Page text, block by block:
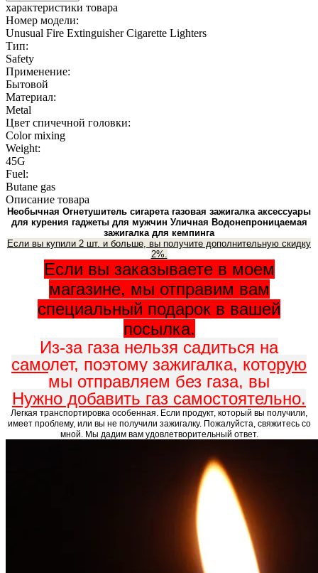
характеристики товара
Номер модели:
Unusual Fire Extinguisher Cigarette Lighters
Тип:
Safety
Применение:
Бытовой
Материал:
Metal
Цвет спичечной головки:
Color mixing
Weight:
45G
Fuel:
Butane gas
Описание товара
Необычная Огнетушитель сигарета газовая зажигалка аксессуары
для курения гаджеты для мужчин Уличная Водонепроницаемая
зажигалка для кемпинга
Если вы купили 2 шт. и больше, вы получите дополнительную скидку
2%.
Если вы заказываете в моем
магазине, мы отправим вам
специальный подарок в вашей
посылка.
Из-за газа нельзя садиться на
самолет, поэтому зажигалка, которую
мы отправляем без газа, вы
Нужно добавить газ самостоятельно.
Легкая транспортировка особенная. Если продукт, который вы получили,
имеет проблему, или вы не получили зажигалку. Пожалуйста, свяжитесь со
мной. Мы дадим вам удовлетворительный ответ.